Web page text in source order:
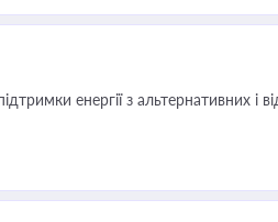
енергії з альтернативних і